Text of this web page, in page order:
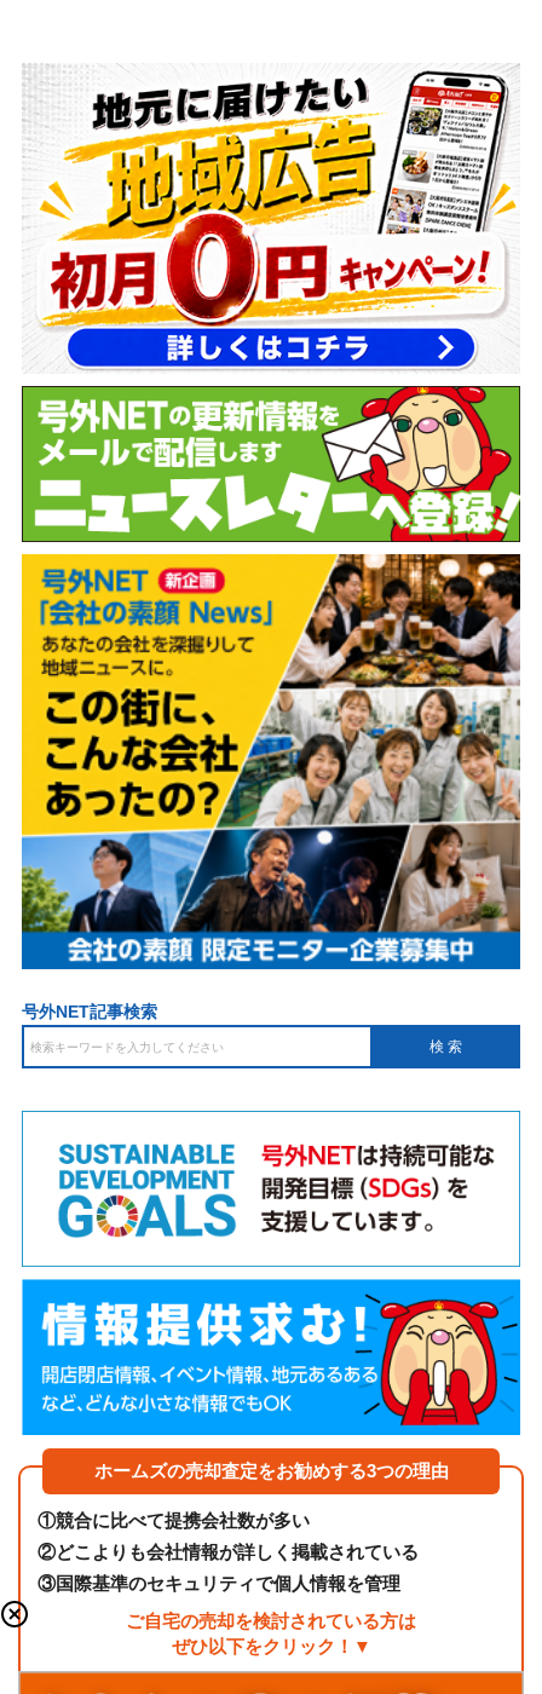
号外NET記事検索
ホームズの売却査定をお勧めする3つの理由
①競合に比べて提携会社数が多い
②どこよりも会社情報が詳しく掲載されている
③国際基準のセキュリティで個人情報を管理
ご自宅の売却を検討されている方は
ぜひ以下をクリック！▼